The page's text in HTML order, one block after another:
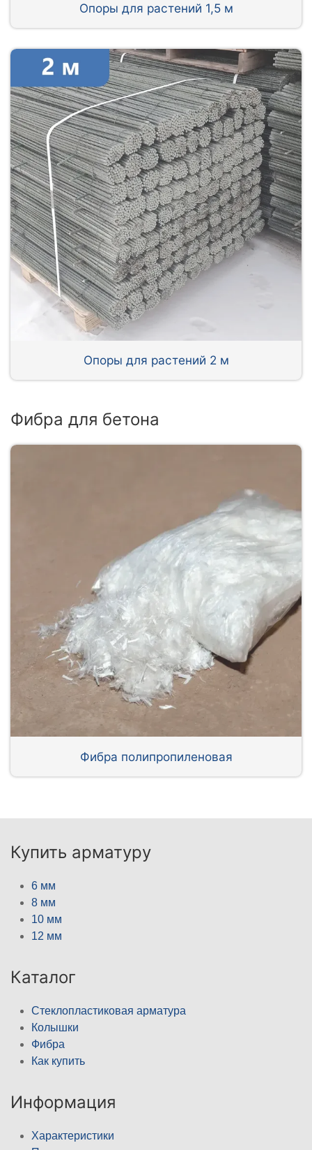
Опоры для растений 1,5 м
Опоры для растений 2 м
Фибра для бетона
Фибра полипропиленовая
Купить арматуру
6 мм
8 мм
10 мм
12 мм
Каталог
Стеклопластиковая арматура
Колышки
Фибра
Как купить
Информация
Характеристики